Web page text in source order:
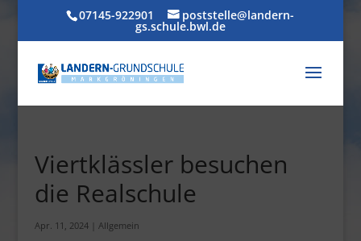
07145-922901 poststelle@landern-
gs.schule.bwl.de
Viertklässler besuchen
die Realschule
Apr. 11, 2024| Allgemein